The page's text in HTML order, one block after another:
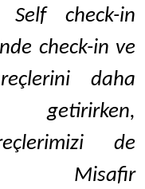
Self check-in
check-in ve
daha
de
Misafir